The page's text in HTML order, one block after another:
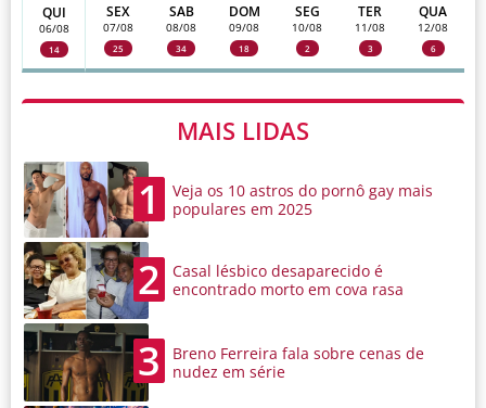
QUI
06/08
14
SEX
07/08
25
SAB
08/08
34
DOM
09/08
18
SEG
10/08
2
TER
11/08
3
QUA
12/08
6
MAIS LIDAS
1
Veja os 10 astros do pornô gay mais
populares em 2025
2
Casal lésbico desaparecido é
encontrado morto em cova rasa
3
Breno Ferreira fala sobre cenas de
nudez em série